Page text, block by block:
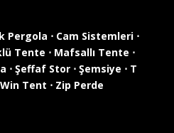
Pergola ⋅ Cam Sistemleri ⋅
Tente ⋅ Mafsallı Tente ⋅
⋅ Şeffaf Stor⋅ Şemsiye ⋅ T
Win Tent ⋅ Zip Perde